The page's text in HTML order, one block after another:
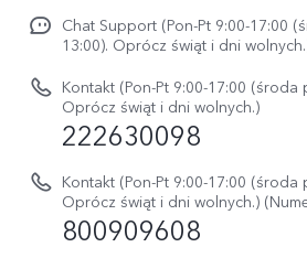
V70 FE
vivo Buds Air3
Funtouch OS
Weryfikacja IMEI
Instrukcja obsługi
Aktualizacja oprogramowania
Dziennik aktualizacji
Sprawdź koszt naprawy
Życie w vivo
Netykieta vivo
Informacje prawne
Zrównoważony rozwój
Chat Support (Pon-Pt 9:00-17:00
13:00). Oprócz świąt i dni
Kontakt (Pon-Pt 9:00-17:00 (środa
Oprócz świąt i dni wolnych.)
222630098
Kontakt (Pon-Pt 9:00-17:00 (środa
Oprócz świąt i dni wolnych.)
800909608